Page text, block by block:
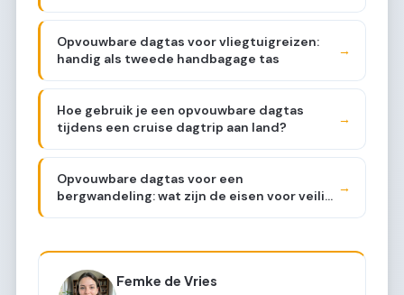
Opvouwbare dagtas voor vliegtuigreizen:
handig als tweede handbagage tas
→
Hoe gebruik je een opvouwbare dagtas
tijdens een cruise dagtrip aan land?
→
Opvouwbare dagtas voor een
bergwandeling: wat zijn de eisen voor veilig
→
Femke de Vries